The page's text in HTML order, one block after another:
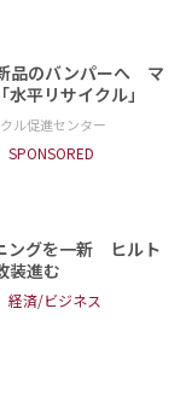
品のバンパーへ マ
平リサイクル」
ル促進センター
SPONSORED
ングを一新 ヒルト
装進む
経済/ビジネス